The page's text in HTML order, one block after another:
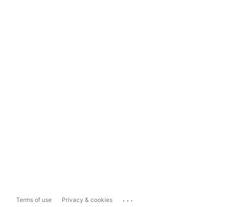
Terms of use Privacy & cookies ...